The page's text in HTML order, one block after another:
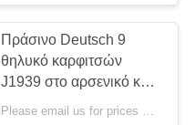
Πράσινο Deutsch 9
θηλυκό καρφιτσών
J1939 στο αρσενικό και
περασμένο κλωστή
Please email us for prices MOQ:100 τεμ